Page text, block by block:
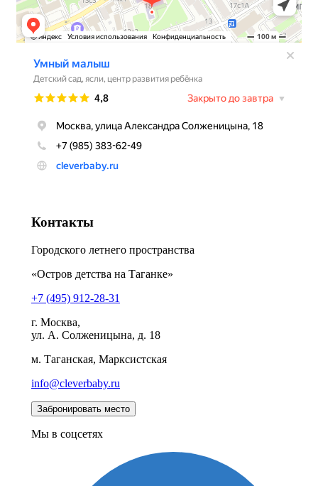
Контакты
Городского летнего пространства
«Остров детства на Таганке»
+7 (495) 912-28-31
г. Москва,
ул. А. Солженицына, д. 18
м. Таганская, Марксистская
info@cleverbaby.ru
Мы в соцсетях